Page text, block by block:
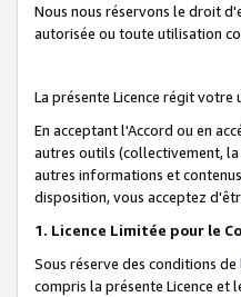
Nous nous réservons le droit
autorisée ou toute utilisation
La présente Licence régit
En acceptant l'Accord ou en
autres outils (collectivement, la
autres informations et
disposition, vous acceptez
1. Licence Limitée pour le
Sous réserve des conditions de
compris la présente Licence et